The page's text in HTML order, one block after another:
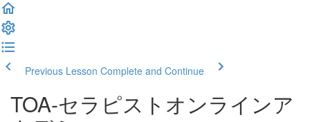
Previous Lesson Complete and Continue
TOA-セラピストオンラインア